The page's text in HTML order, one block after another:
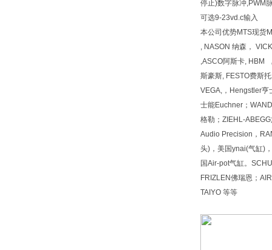
停止)数字脉冲,PWM
可选9-23vd.c输入
本公司优势MTS现货
, NASON 纳森，
,ASCO阿斯卡, HBM
斯豪斯, FESTO费斯
VEGA,，Hengstler亨
士能Euchner；
格勒；ZIEHL-
Audio Precision，
头)，美国ynai(气缸)
国Air-pot气缸。
FRIZLEN佛瑞恩；
TAIYO 等等